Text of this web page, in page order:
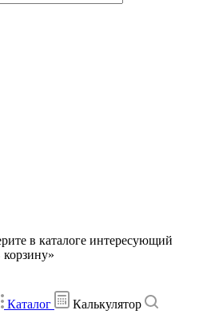
в каталоге интересующий
Каталог
Калькулятор